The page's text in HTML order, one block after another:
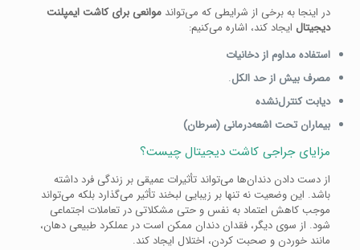
در اینجا به برخی از شرایطی که می‌تواند موانعی برای کاشت ایمپلنت
دیجیتال ایجاد کند، اشاره می‌کنیم:
استفاده مداوم از دخانیات
مصرف بیش از حد الکل.
دیابت کنترل‌نشده
بیماران تحت اشعه‌درمانی (سرطان)
مزایای جراجی کاشت دیجیتال چیست؟
از دست دادن دندان‌ها می‌تواند تأثیرات عمیقی بر زندگی فرد داشته
باشد. این وضعیت نه تنها بر زیبایی لبخند تأثیر می‌گذارد بلکه می‌تواند
موجب کاهش اعتماد به نفس و حتی مشکلاتی در تعاملات اجتماعی
شود. از سوی دیگر، فقدان دندان ممکن است در عملکرد طبیعی دهان،
مانند خوردن و صحبت کردن، اختلال ایجاد کند.